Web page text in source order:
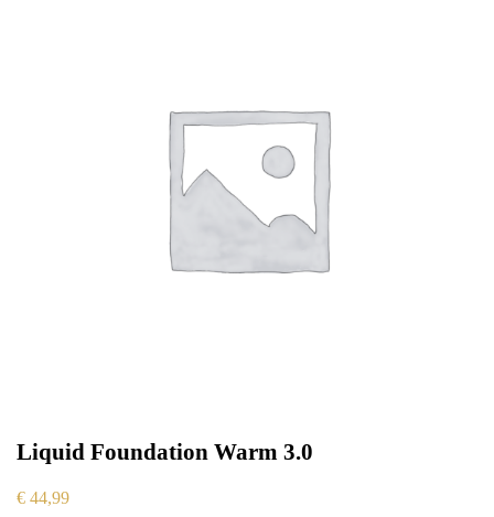
Liquid Foundation Warm 3.0
€ 44,99